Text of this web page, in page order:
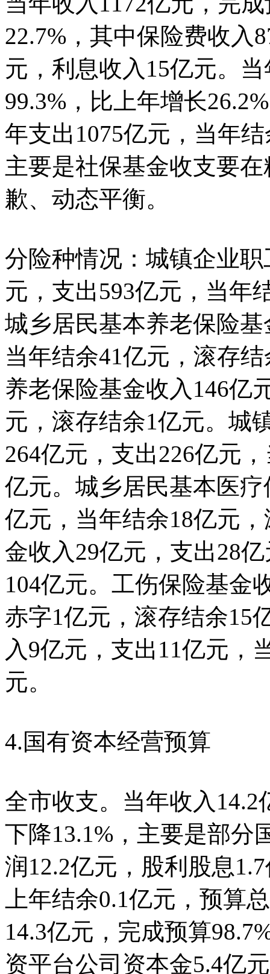
22.7%，其中保险费收入
元，利息收入15亿元。
99.3%，比上年增长
年支出1075亿元，当年
主要是社保基金收支要
歉、动态平衡。
分险种情况：城镇企业
元，支出593亿元，当年
城乡居民基本养老保险
当年结余41亿元，滚存
养老保险基金收入146亿
元，滚存结余1亿元。城
264亿元，支出226亿元
亿元。城乡居民基本医
亿元，当年结余18亿元
金收入29亿元，支出28
104亿元。工伤保险基金
赤字1亿元，滚存结余15
入9亿元，支出11亿元，
元。
4.国有资本经营预算
全市收支。当年收入14.2
下降13.1%，主要是部分
润12.2亿元，股利股息
上年结余0.1亿元，预算
14.3亿元，完成预算
资平台公司资本金5.4亿